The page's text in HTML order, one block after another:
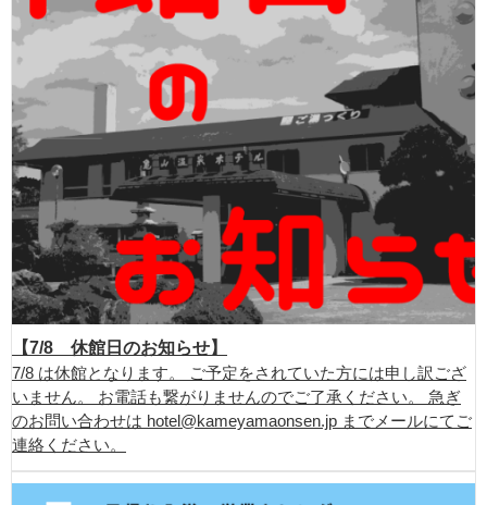
【7/8 休館日のお知らせ】
7/8 は休館となります。 ご予定をされていた方には申し訳ござ
いません。 お電話も繋がりませんのでご了承ください。 急ぎ
のお問い合わせは hotel@kameyamaonsen.jp までメールにてご
連絡ください。